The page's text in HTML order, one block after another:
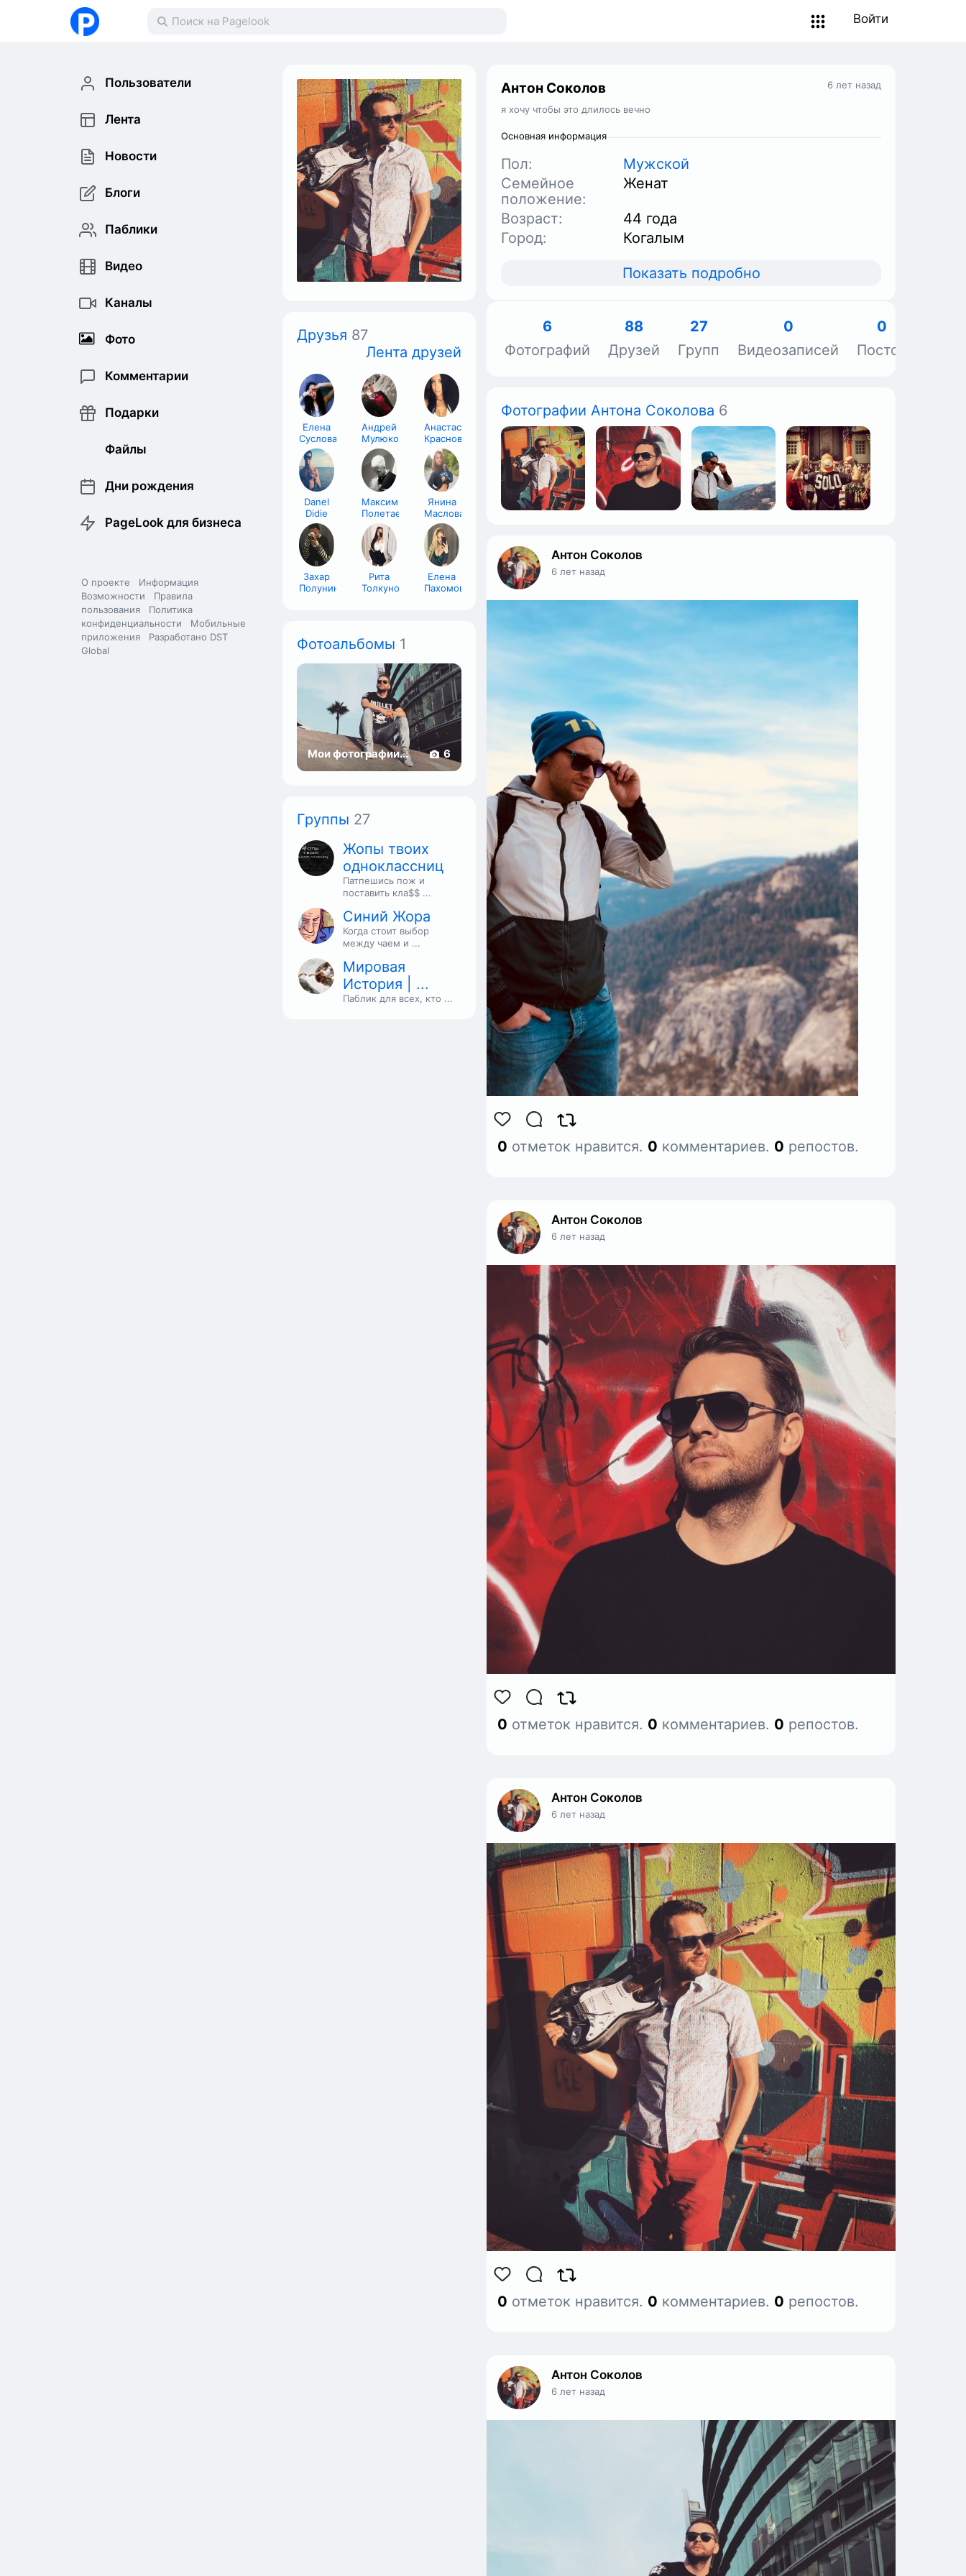
Войти
Пользователи
Лента
Новости
Блоги
Паблики
Видео
Каналы
Фото
Комментарии
Подарки
Файлы
Дни рождения
PageLook для бизнеса
О проекте
Информация
Возможности
Правила
пользования
Политика
конфиденциальности
Мобильные
приложения
Разработано DST
Global
Друзья 87
Лента друзей
Елена
Суслова
Андрей
Мулюков
Анастасия
Краснова
Danel
Didie
Максим
Полетаев
Янина
Маслова
Захар
Полунин
Рита
Толкунова
Елена
Пахомова
Фотоальбомы 1
Мои фотографии... 6
Группы 27
Жопы твоих
одноклассниц
Патпешись пож и
поставить кла$$ ...
Синий Жора
Когда стоит выбор
между чаем и ...
Мировая
История | ...
Паблик для всех, кто ...
6 лет назад
Антон Соколов
я хочу чтобы это длилось вечно
Основная информация
Пол:
Мужской
Семейное
положение:
Женат
Возраст:
44 года
Город:
Когалым
Показать подробно
6
Фотографий
88
Друзей
27
Групп
0
Видеозаписей
0
Постов
Фотографии Антона Соколова 6
Антон Соколов
6 лет назад
0 отметок нравится. 0 комментариев. 0 репостов.
Антон Соколов
6 лет назад
0 отметок нравится. 0 комментариев. 0 репостов.
Антон Соколов
6 лет назад
0 отметок нравится. 0 комментариев. 0 репостов.
Антон Соколов
6 лет назад